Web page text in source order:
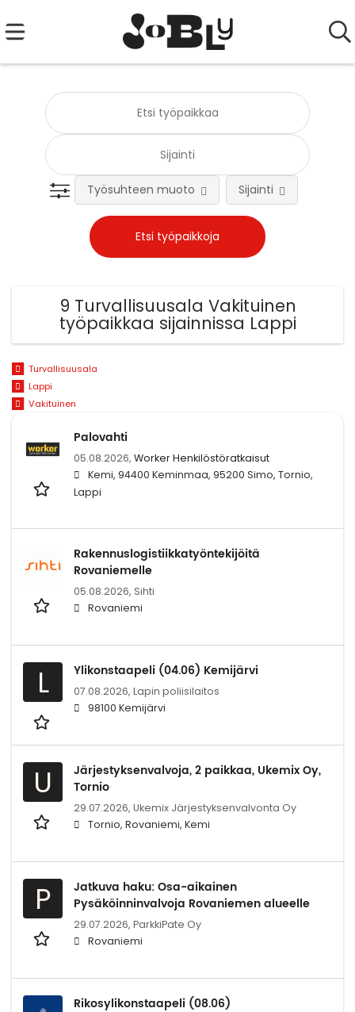
Työsuhteen muoto Sijainti
9 Turvallisuusala Vakituinen
työpaikkaa sijainnissa Lappi
Turvallisuusala
Lappi
Vakituinen
Palovahti
05.08.2026, Worker Henkilöstöratkaisut
Kemi, 94400 Keminmaa, 95200 Simo, Tornio,
Lappi
Rakennuslogistiikkatyöntekijöitä
Rovaniemelle
05.08.2026, Sihti
Rovaniemi
L Ylikonstaapeli (04.06) Kemijärvi
07.08.2026, Lapin poliisilaitos
98100 Kemijärvi
U
Järjestyksenvalvoja, 2 paikkaa, Ukemix Oy,
Tornio
29.07.2026, Ukemix Järjestyksenvalvonta Oy
Tornio, Rovaniemi, Kemi
P
Jatkuva haku: Osa-aikainen
Pysäköinninvalvoja Rovaniemen alueelle
29.07.2026, ParkkiPate Oy
Rovaniemi
Rikosylikonstaapeli (08.06)